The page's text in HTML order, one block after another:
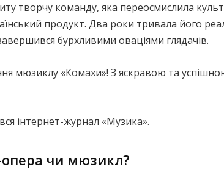
творчу команду, яка переосмислила
продукт. Два роки тривала його
бурхливими оваціями глядачів.
мюзиклу «Комахи»! З яскравою та
інтернет-журнал «Музика».
чи мюзикл?